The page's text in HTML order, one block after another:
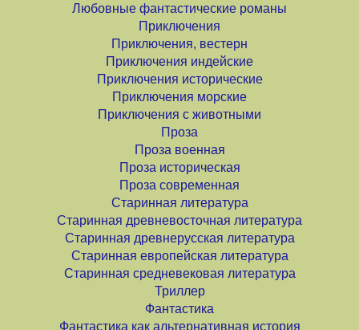
Любовные фантастические романы
Приключения
Приключения, вестерн
Приключения индейские
Приключения исторические
Приключения морские
Приключения с животными
Проза
Проза военная
Проза историческая
Проза современная
Старинная литература
Старинная древневосточная литература
Старинная древнерусская литература
Старинная европейская литература
Старинная средневековая литература
Триллер
Фантастика
Фантастика как альтернативная история